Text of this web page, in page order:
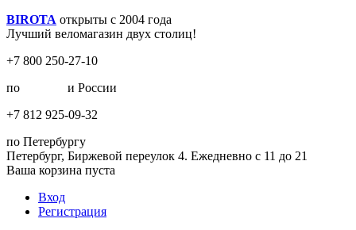
BIROTA открыты с 2004 года
Лучший веломагазин двух столиц!
+7 800 250-27-10
по
и России
+7 812 925-09-32
по Петербургу
Петербург, Биржевой переулок 4. Ежедневно с 11 до 21
Ваша корзина пуста
Вход
Регистрация